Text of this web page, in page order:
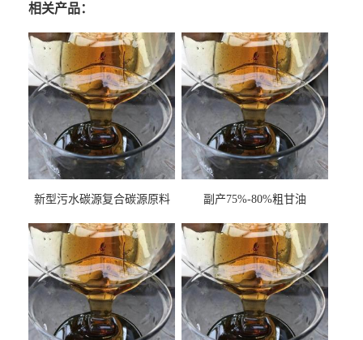
相关产品：
新型污水碳源复合碳源原料
副产75%-80%粗甘油